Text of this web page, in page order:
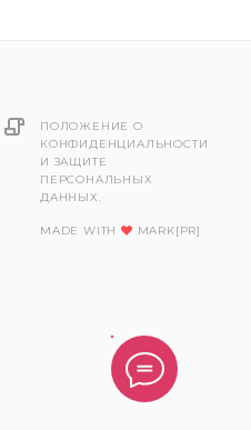
ПОЛОЖЕНИЕ О
КОНФИДЕНЦИАЛЬНОСТИ
И ЗАЩИТЕ
ПЕРСОНАЛЬНЫХ
ДАННЫХ.
MADE WITH MARK[PR]